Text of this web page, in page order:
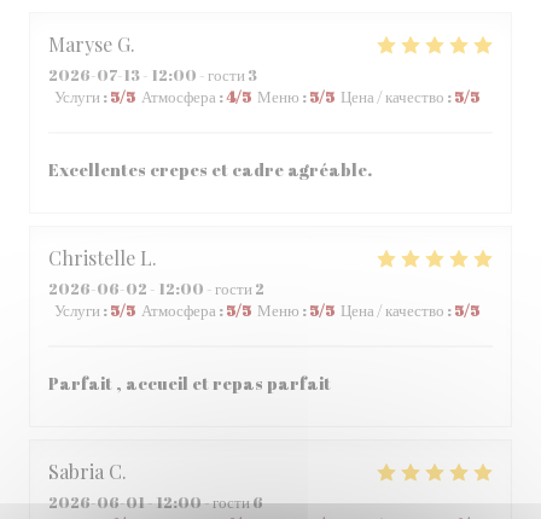
Maryse G
2026-07-13- 12:00 - гости 3
Услуги :5/5 Атмосфера :4/5 Меню :5/5 Цена / качество :5/5
Excellentes crepes et cadre agréable.
Christelle L
2026-06-02 - 12:00 - гости 2
Услуги :5/5 Атмосфера :5/5 Меню :5/5 Цена / качество :5/5
Parfait , accueil et repas parfait
Sabria C
2026-06-01- 12:00 - гости 6